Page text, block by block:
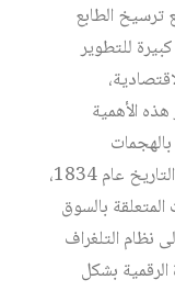
ترسيخ الطابع
للتطوير
الأهمية
الإلكترونية. يظهر أول هجوم إلكتروني في التاريخ عام 1834،
بالسوق
نظام التلغراف
الرقمية بشكل